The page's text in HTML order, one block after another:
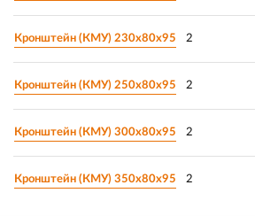
Кронштейн (КМУ) 230х80х95 2
Кронштейн (КМУ) 250х80х95 2
Кронштейн (КМУ) 300х80х95 2
Кронштейн (КМУ) 350х80х95 2